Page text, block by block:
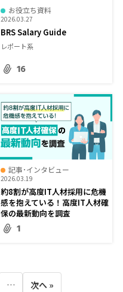
お役立ち資料
2026.03.27
BRS Salary Guide
レポート系
16
記事･インタビュー
2026.03.19
約8割が高度IT人材採用に危機
感を抱えている！高度IT人材確
保の最新動向を調査
1
… 次へ »